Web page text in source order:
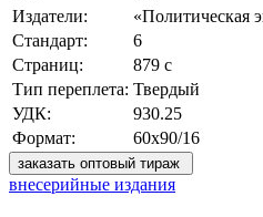
Издатели:
«Политическая
Стандарт:
6
Страниц:
879 с
Тип переплета: Твердый
УДК:
930.25
Формат:
60х90/16
заказать оптовый тираж
внесерийные издания